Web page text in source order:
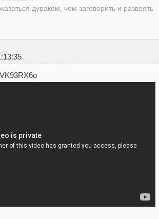
дураком, чем заговорить и развеять